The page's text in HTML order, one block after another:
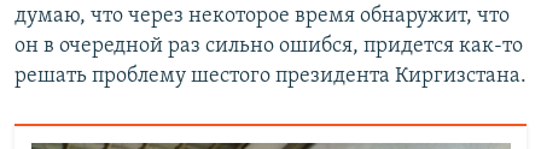
думаю, что через некоторое время обнаружит, что
он в очередной раз сильно ошибся, придется как-то
решать проблему шестого президента Киргизстана.